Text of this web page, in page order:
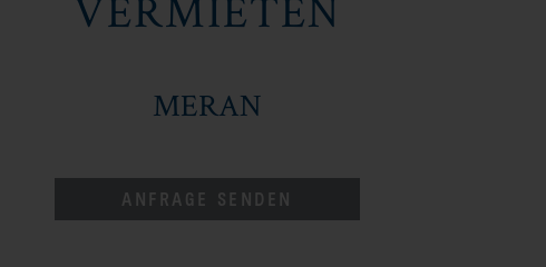
MERAN
ANFRAGE SENDEN